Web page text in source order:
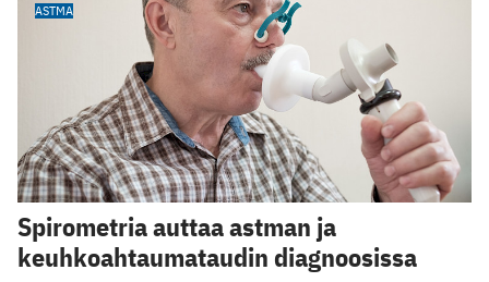
ASTMA
Spirometria auttaa astman ja
keuhkoahtaumataudin diagnoosissa